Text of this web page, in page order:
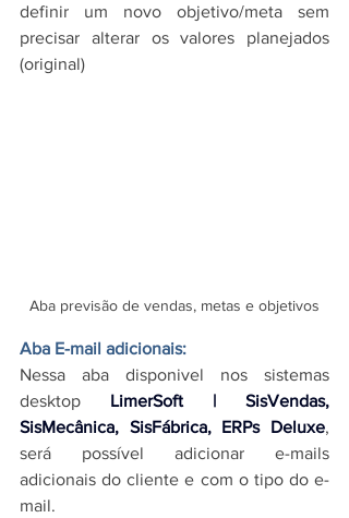
definir um novo objetivo/meta sem
precisar alterar os valores planejados
(original)
Aba previsão de vendas, metas e objetivos
Aba E-mail adicionais:
Nessa aba disponivel nos sistemas
desktop LimerSoft | SisVendas,
SisMecânica, SisFábrica, ERPs Deluxe,
será possível adicionar e-mails
adicionais do cliente e com o tipo do e-
mail.